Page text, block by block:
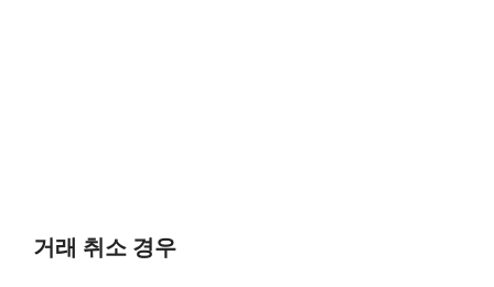
거래 취소 경우